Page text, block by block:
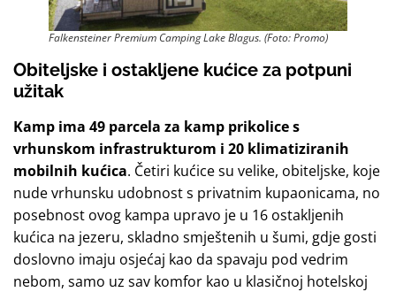
Falkensteiner Premium Camping Lake Blagus. (Foto: Promo)
Obiteljske i ostakljene kućice za potpuni
užitak
Kamp ima 49 parcela za kamp prikolices
vrhunskom infrastrukturom i 20 klimatiziranih
mobilnih kućica. Četiri kućice su velike, obiteljske, koje
nude vrhunsku udobnost s privatnim kupaonicama, no
posebnost ovog kampa upravo je u 16 ostakljenih
kućica na jezeru, skladno smještenih u šumi, gdje gosti
doslovno imaju osjećaj kao da spavaju pod vedrim
nebom, samo uz sav komfor kao u klasičnoj hotelskoj